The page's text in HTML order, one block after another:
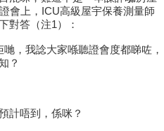
會上，ICU高級屋宇保養測量師
對答（注1）：
，我諗大家喺聽證會度都睇咗，
？
計唔到，係咪？